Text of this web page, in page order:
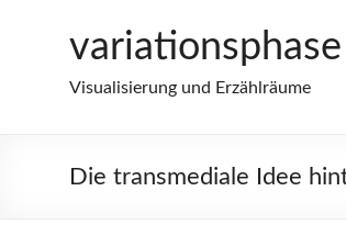
variationsphase
Visualisierung und Erzählräume
Die transmediale Idee